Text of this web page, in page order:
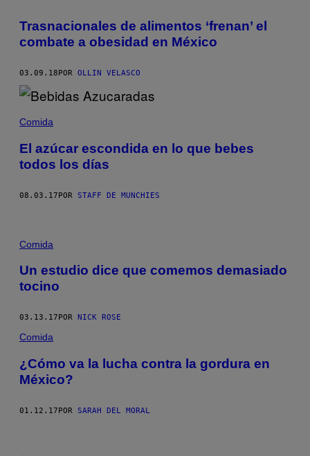
Trasnacionales de alimentos ‘frenan’ el
combate a obesidad en México
03.09.18POR OLLIN VELASCO
Comida
El azúcar escondida en lo que bebes
todos los días
08.03.17POR STAFF DE MUNCHIES
Comida
Un estudio dice que comemos demasiado
tocino
03.13.17 POR NICK ROSE
Comida
¿Cómo va la lucha contra la gordura en
México?
01.12.17POR SARAH DEL MORAL